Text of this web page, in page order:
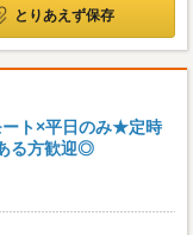
とりあえず保存
ート×平日のみ★定時
る方歓迎◎